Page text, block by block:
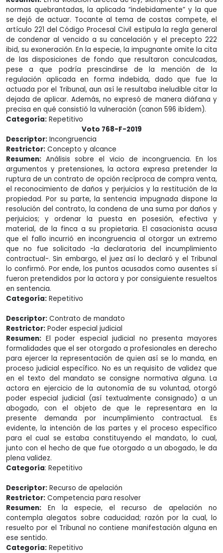
normas quebrantadas, la aplicada “indebidamente” y la que
se dejó de actuar. Tocante al tema de costas compete, el
artículo 221 del Código Procesal Civil estipula la regla general
de condenar al vencido a su cancelación y el precepto 222
ibid, su exoneración. En la especie, la impugnante omite la cita
de las disposiciones de fondo que resultaron conculcadas,
pese a que podría prescindirse de la mención de la
regulación aplicada en forma indebida, dado que fue la
actuada por el Tribunal, aun así le resultaba ineludible citar la
dejada de aplicar. Además, no expresó de manera diáfana y
precisa en qué consistió la vulneración (canon 596 ibídem).
Categoría: Repetitivo
Voto 768-F-2019
Descriptor: Incongruencia
Restrictor: Concepto y alcance
Resumen: Análisis sobre el vicio de incongruencia. En los
argumentos y pretensiones, la actora expresa pretender la
ruptura de un contrato de opción recíproca de compra venta,
el reconocimiento de daños y perjuicios y la restitución de la
propiedad. Por su parte, la sentencia impugnada dispone la
resolución del contrato, la condena de una suma por daños y
perjuicios; y ordenar la puesta en posesión, efectiva y
material, de la finca a su propietaria. El casacionista acusa
que el fallo incurrió en incongruencia al otorgar un extremo
que no fue solicitado -la declaratoria del incumplimiento
contractual-. Sin embargo, el juez así lo declaró y el Tribunal
lo confirmó. Por ende, los puntos acusados como ausentes sí
fueron pretendidos por la actora y por consiguiente resueltos
en sentencia.
Categoría: Repetitivo
Descriptor: Contrato de mandato
Restrictor: Poder especial judicial
Resumen: El poder especial judicial no presenta mayores
formalidades que el ser otorgado a profesionales en derecho
para ejercer la representación de quien así se lo manda, en
proceso judicial específico. No es un requisito de validez que
en el texto del mandato se consigne normativa alguna. La
actora en ejercicio de la autonomía de su voluntad, otorgó
poder especial judicial (así textualmente consignado) a un
abogado, con el objeto de que le representara en la
presente demanda por incumplimiento contractual. Es
evidente, la intención de las partes y el proceso específico
para el cual se estaba constituyendo el mandato, lo cual,
junto con el hecho de que fue otorgado a un abogado, le da
plena validez.
Categoría: Repetitivo
Descriptor: Recurso de apelación
Restrictor: Competencia para resolver
Resumen: En la especie, el recurso de apelación no
contempla alegatos sobre caducidad; razón por la cual, lo
resuelto por el Tribunal no contiene manifestación alguna en
ese sentido.
Categoría: Repetitivo